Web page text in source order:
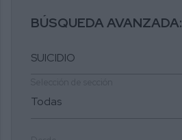
BÚSQUEDA AVANZADA: